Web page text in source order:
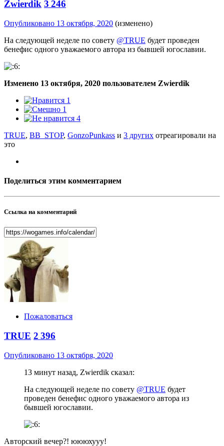
Zwierdik 3 246
Опубликовано 13 октября, 2020 (изменено)
На следующей неделе по совету @TRUE будет проведен
бенефис одного уважаемого автора из бывшей югославии.
Изменено 13 октября, 2020 пользователем Zwierdik
1
1
4
TRUE, BB_STOP, GonzoPunkass и 3 других отреагировали на
это
Поделиться этим комментарием
Ссылка на комментарий
Пожаловаться
TRUE 2 396
Опубликовано 13 октября, 2020
13 минут назад, Zwierdik сказал:
На следующей неделе по совету @TRUE будет
проведен бенефис одного уважаемого автора из
бывшей югославии.
Авторский вечер?! юююхууу!